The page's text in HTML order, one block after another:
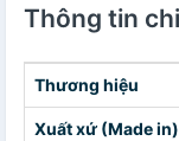
Thông tin
Thương hiệu
Xuất xứ (Made in)